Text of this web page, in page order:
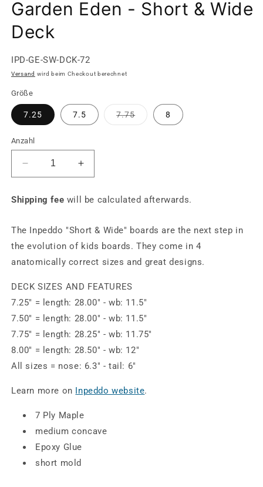
Garden Eden - Short & Wide
Deck
SKU:
IPD-GE-SW-DCK-72
Versand wird beim Checkout berechnet
Größe
7.25 7.5 7.75Variante
ausverkauft
8
Anzahl
Verringere
die
Menge
für
Eden
&amp;
Deck
Erhöhe
die
Menge
für
Eden
-
&amp;
Deck
Shipping fee will be calculated afterwards.
The Inpeddo "Short & Wide" boards are the next step in
the evolution of kids boards. They come in 4
anatomically correct sizes and great designs.
DECK SIZES AND FEATURES
7.25" = length: 28.00" - wb: 11.5"
7.50" = length: 28.00" - wb: 11.5"
7.75" = length: 28.25" - wb: 11.75"
8.00" = length: 28.50" - wb: 12"
All sizes = nose: 6.3" - tail: 6"
Learn more on Inpeddo website.
7 Ply Maple
medium concave
Epoxy Glue
short mold